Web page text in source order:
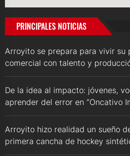
PRINCIPALES NOTICIAS
Arroyito se prepara para vivir su
comercial con talento y
De la idea al impacto: jóvenes,
aprender del error en “Oncativo
Arroyito hizo realidad un sueño
primera cancha de hockey